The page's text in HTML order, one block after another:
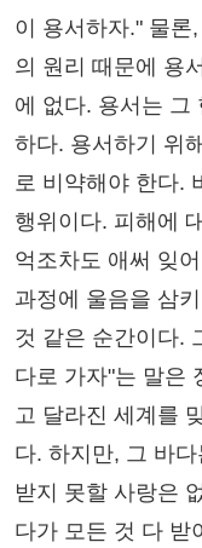
이 용서하자." 물론
의 원리 때문에 용
에 없다. 용서는 그
하다. 용서하기 위
로 비약해야 한다.
행위이다. 피해에
억조차도 애써 잊
과정에 울음을 삼
것 같은 순간이다.
다로 가자"는 말은
고 달라진 세계를
다. 하지만, 그 바
받지 못할 사랑은
다가 모든 것 다 받